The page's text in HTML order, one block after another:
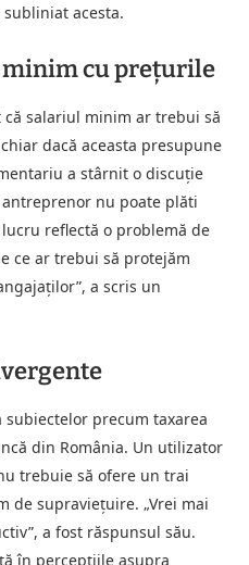
acesta.
cu prețurile
salariul minim ar trebui să
dacă aceasta presupune
a stârnit o discuție
nu poate plăti
reflectă o problemă de
ce ar trebui să protejăm
a scris un
precum taxarea
din România. Un utilizator
trebuie să ofere un trai
de supraviețuire. „Vrei mai
a fost răspunsul său.
în percepțiile asupra